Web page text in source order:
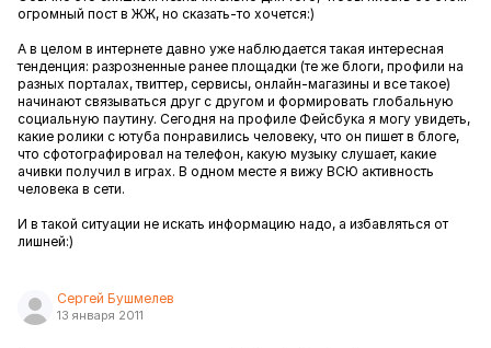
огромный пост в ЖЖ, но сказать-то хочется:)
А в целом в интернете давно уже наблюдается такая интересная
тенденция: разрозненные ранее площадки (те же блоги, профили на
разных порталах, твиттер, сервисы, онлайн-магазины и все такое)
начинают связываться друг с другом и формировать глобальную
социальную паутину. Сегодня на профиле Фейсбука я могу увидеть,
какие ролики с ютуба понравились человеку, что он пишет в блоге,
что сфотографировал на телефон, какую музыку слушает, какие
ачивки получил в играх. В одном месте я вижу ВСЮ активность
человека в сети.
И в такой ситуации не искать информацию надо, а избавляться от
лишней:)
Сергей Бушмелев
13 января 2011